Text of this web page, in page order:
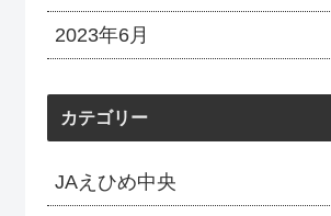
2023年6月
カテゴリー
JAえひめ中央